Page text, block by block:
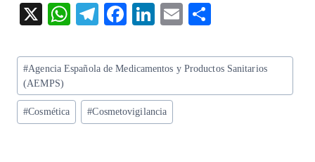
X
W
ts
A
p
p
T
eg
m
F
eb
o
k
Li
ke
n
E
ai re
Etiquetas
de
la
entrada:
#Agencia Española de Medicamentos y Productos Sanitarios
(AEMPS)
#Cosmética #Cosmetovigilancia